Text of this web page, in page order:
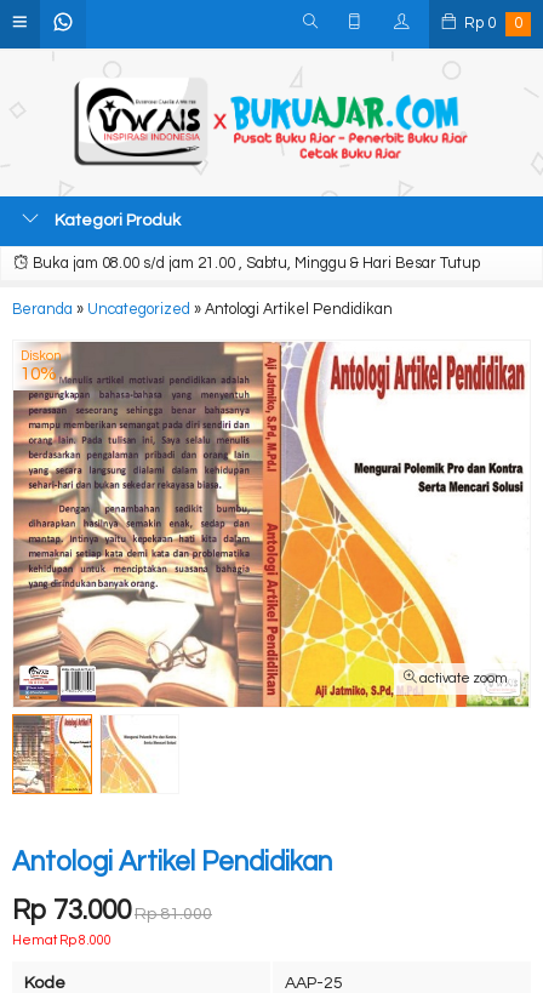
Rp 0 0
Kategori Produk
Buka jam 08.00 s/d jam 21.00 , Sabtu, Minggu & Hari Besar Tutup
Beranda » Uncategorized » Antologi Artikel Pendidikan
activate zoom
Diskon
10%
Antologi Artikel Pendidikan
Rp 73.000 Rp 81.000
Hemat Rp 8.000
Kode AAP-25